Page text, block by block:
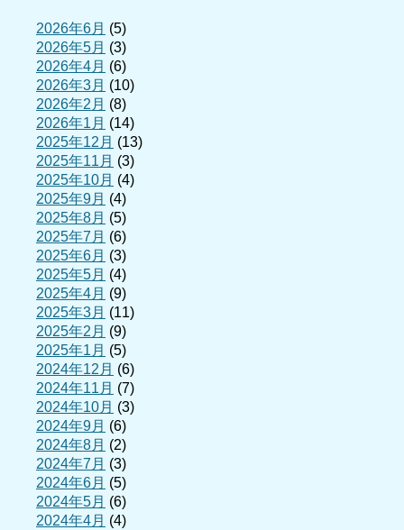
2026年6月 (5)
2026年5月 (3)
2026年4月 (6)
2026年3月 (10)
2026年2月 (8)
2026年1月 (14)
2025年12月 (13)
2025年11月 (3)
2025年10月 (4)
2025年9月 (4)
2025年8月 (5)
2025年7月 (6)
2025年6月 (3)
2025年5月 (4)
2025年4月 (9)
2025年3月 (11)
2025年2月 (9)
2025年1月 (5)
2024年12月 (6)
2024年11月 (7)
2024年10月 (3)
2024年9月 (6)
2024年8月 (2)
2024年7月 (3)
2024年6月 (5)
2024年5月 (6)
2024年4月 (4)